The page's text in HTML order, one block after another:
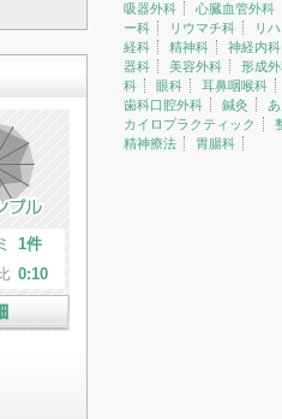
1件
0:10
吸器外科
心臓血管外科
ー科
リウマチ科 リ
経科
精神科 神経内科
器科
美容外科 形成
科
眼科 耳鼻咽喉科
歯科口腔外科
鍼灸
カイロプラクティック
精神療法
胃腸科